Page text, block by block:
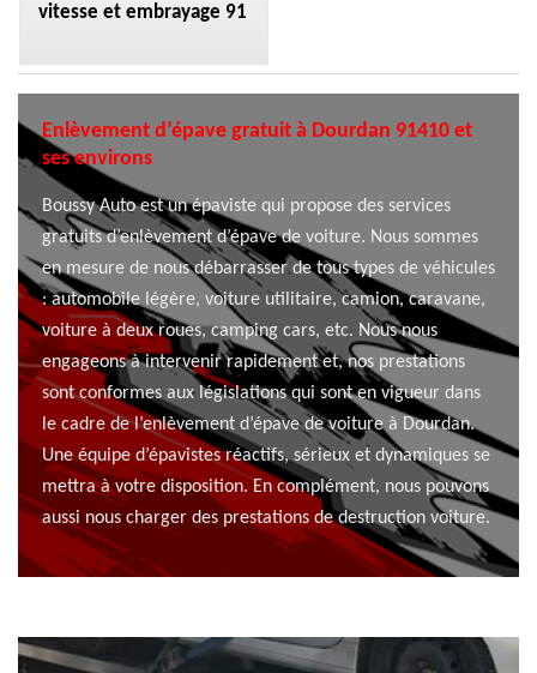
vitesse et embrayage 91
Enlèvement d’épave gratuit à Dourdan 91410 et
ses environs
Boussy Auto est un épaviste qui propose des services
gratuits d’enlèvement d’épave de voiture. Nous sommes
en mesure de nous débarrasser de tous types de véhicules
: automobile légère, voiture utilitaire, camion, caravane,
voiture à deux roues, camping cars, etc. Nous nous
engageons à intervenir rapidement et, nos prestations
sont conformes aux législations qui sont en vigueur dans
le cadre de l’enlèvement d’épave de voiture à Dourdan.
Une équipe d’épavistes réactifs, sérieux et dynamiques se
mettra à votre disposition. En complément, nous pouvons
aussi nous charger des prestations de destruction voiture.